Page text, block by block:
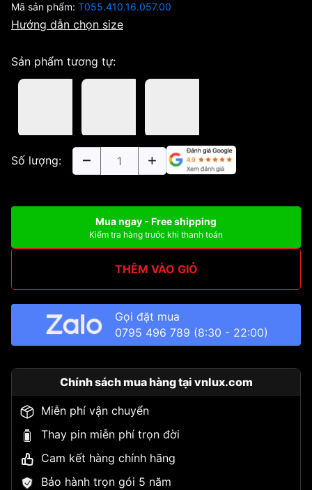
Mã sản phẩm: T055.410.16.057.00
Hướng dẫn chọn size
Sản phẩm tương tự:
Số lượng:
Mua ngay - Free shipping
Kiểm tra hàng trước khi thanh toán
THÊM VÀO GIỎ
Gọi đặt mua
0795 496 789 (8:30 - 22:00)
Chính sách mua hàng tại vnlux.com
Miễn phí vận chuyển
Thay pin miễn phí trọn đời
Cam kết hàng chính hãng
Bảo hành trọn gói 5 năm